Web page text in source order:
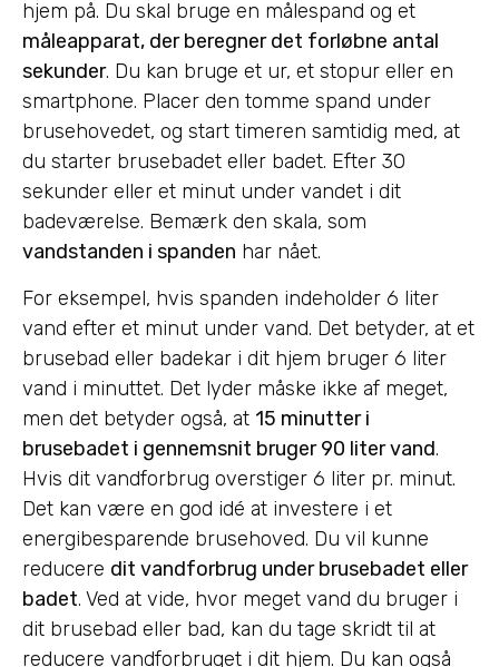
hjem på. Du skal bruge en målespand og et
måleapparat, der beregner det forløbne antal
sekunder. Du kan bruge et ur, et stopur eller en
smartphone. Placer den tomme spand under
brusehovedet, og start timeren samtidig med, at
du starter brusebadet eller badet. Efter 30
sekunder eller et minut under vandet i dit
badeværelse. Bemærk den skala, som
vandstanden i spanden har nået.
For eksempel, hvis spanden indeholder 6 liter
vand efter et minut under vand. Det betyder, at et
brusebad eller badekar i dit hjem bruger 6 liter
vand i minuttet. Det lyder måske ikke af meget,
men det betyder også, at 15 minutter i
brusebadet i gennemsnit bruger 90 liter vand.
Hvis dit vandforbrug overstiger 6 liter pr. minut.
Det kan være en god idé at investere i et
energibesparende brusehoved. Du vil kunne
reducere dit vandforbrug under brusebadet eller
badet. Ved at vide, hvor meget vand du bruger i
dit brusebad eller bad, kan du tage skridt til at
reducere vandforbruget i dit hjem. Du kan også